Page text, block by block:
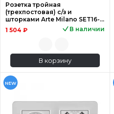
Розетка тройная
(трехпостовая) с/з и
шторками Arte Milano SET16-
3-40-1x3 black
1 504 ₽ В наличии
В корзину
NEW